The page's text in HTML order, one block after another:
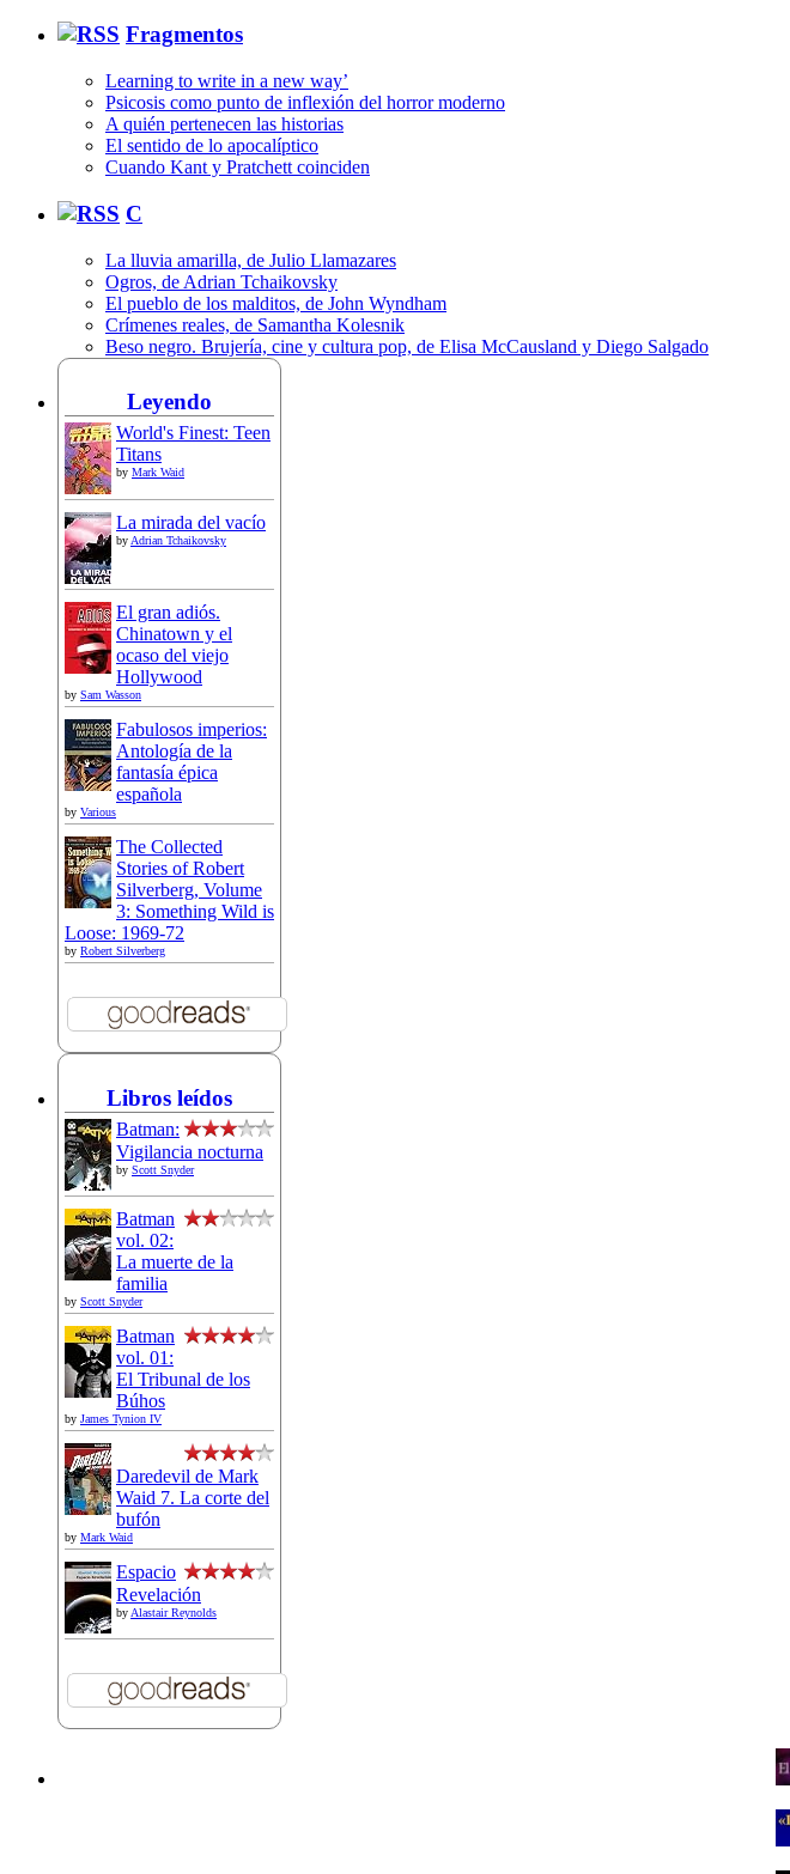
Fragmentos
Learning to write in a new way’
Psicosis como punto de inflexión del horror moderno
A quién pertenecen las historias
El sentido de lo apocalíptico
Cuando Kant y Pratchett coinciden
C
La lluvia amarilla, de Julio Llamazares
Ogros, de Adrian Tchaikovsky
El pueblo de los malditos, de John Wyndham
Crímenes reales, de Samantha Kolesnik
Beso negro. Brujería, cine y cultura pop, de Elisa McCausland y Diego Salgado
Leyendo
World's Finest: Teen
Titans
by Mark Waid
La mirada del vacío
byAdrian Tchaikovsky
El gran adiós.
Chinatown y el
ocaso del viejo
Hollywood
by Sam Wasson
Fabulosos imperios:
Antología de la
fantasía épica
española
by Various
The Collected
Stories of Robert
Silverberg, Volume
3: Something Wild is
Loose: 1969-72
by Robert Silverberg
Libros leídos
Batman:
Vigilancia nocturna
by Scott Snyder
Batman
vol. 02:
La muerte de la
familia
by Scott Snyder
Batman
vol. 01:
El Tribunal de los
Búhos
by James Tynion IV
Daredevil de Mark
Waid 7. La corte del
bufón
by Mark Waid
Espacio
Revelación
byAlastair Reynolds